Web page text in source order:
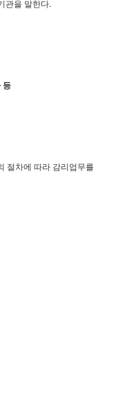
관을 말한다.
등
절차에 따라 감리업무를